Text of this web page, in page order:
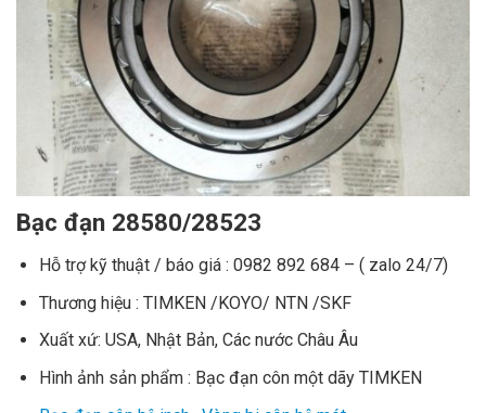
Bạc đạn 28580/28523
Hỗ trợ kỹ thuật / báo giá : 0982 892 684 – ( zalo 24/7)
Thương hiệu : TIMKEN /KOYO/ NTN /SKF
Xuất xứ: USA, Nhật Bản, Các nước Châu Âu
Hình ảnh sản phẩm : Bạc đạn côn một dãy TIMKEN